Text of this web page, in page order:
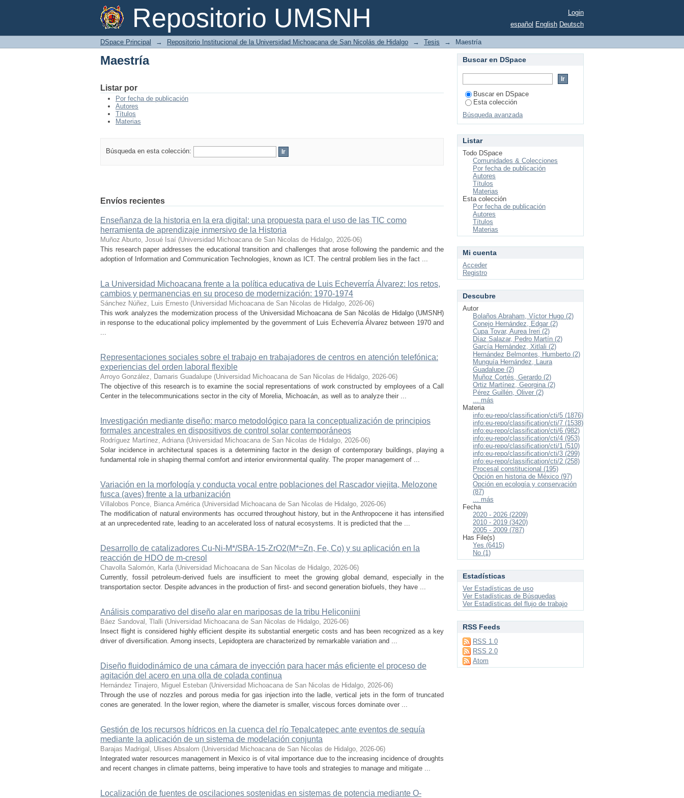
Repositorio UMSNH
Maestría
Login
español English Deutsch
DSpace Principal → Repositorio Institucional de la Universidad Michoacana de San Nicolás de Hidalgo → Tesis → Maestría
Maestría
Listar por
Por fecha de publicación
Autores
Títulos
Materias
Búsqueda en esta colección:
Envíos recientes
Enseñanza de la historia en la era digital: una propuesta para el uso de las TIC como
herramienta de aprendizaje inmersivo de la Historia
Muñoz Aburto, Josué Isaí (Universidad Michoacana de San Nicolas de Hidalgo, 2026-06)
This research paper addresses the educational transition and challenges that arose following the pandemic and the
adoption of Information and Communication Technologies, known as ICT. The central problem lies in the fact ...
La Universidad Michoacana frente a la política educativa de Luis Echeverría Álvarez: los retos,
cambios y permanencias en su proceso de modernización: 1970-1974
Sánchez Núñez, Luis Ernesto (Universidad Michoacana de San Nicolas de Hidalgo, 2026-06)
This work analyzes the modernization process of the Universidad Michoacana de San Nicolás de Hidalgo (UMSNH)
in response to the educational policy implemented by the government of Luis Echeverría Álvarez between 1970 and
...
Representaciones sociales sobre el trabajo en trabajadores de centros en atención telefónica:
experiencias del orden laboral flexible
Arroyo González, Damaris Guadalupe (Universidad Michoacana de San Nicolas de Hidalgo, 2026-06)
The objective of this research is to examine the social representations of work constructed by employees of a Call
Center in the telecommunications sector in the city of Morelia, Michoacán, as well as to analyze their ...
Investigación mediante diseño: marco metodológico para la conceptualización de principios
formales ancestrales en dispositivos de control solar contemporáneos
Rodríguez Martínez, Adriana (Universidad Michoacana de San Nicolas de Hidalgo, 2026-06)
Solar incidence in architectural spaces is a determining factor in the design of contemporary buildings, playing a
fundamental role in shaping thermal comfort and interior environmental quality. The proper management of ...
Variación en la morfología y conducta vocal entre poblaciones del Rascador viejita, Melozone
fusca (aves) frente a la urbanización
Villalobos Ponce, Bianca América (Universidad Michoacana de San Nicolas de Hidalgo, 2026-06)
The modification of natural environments has occurred throughout history, but in the Anthropocene it has intensified
at an unprecedented rate, leading to an accelerated loss of natural ecosystems. It is predicted that the ...
Desarrollo de catalizadores Cu-Ni-M*/SBA-15-ZrO2(M*=Zn, Fe, Co) y su aplicación en la
reacción de HDO de m-cresol
Chavolla Salomón, Karla (Universidad Michoacana de San Nicolas de Hidalgo, 2026-06)
Currently, fossil petroleum-derived fuels are insufficient to meet the growing global demand, especially in the
transportation sector. Despite advances in the production of first- and second generation biofuels, they have ...
Análisis comparativo del diseño alar en mariposas de la tribu Heliconiini
Báez Sandoval, Tlalli (Universidad Michoacana de San Nicolas de Hidalgo, 2026-06)
Insect flight is considered highly efficient despite its substantial energetic costs and has been recognized as a key
driver of diversification. Among insects, Lepidoptera are characterized by remarkable variation and ...
Diseño fluidodinámico de una cámara de inyección para hacer más eficiente el proceso de
agitación del acero en una olla de colada continua
Hernández Tinajero, Miguel Esteban (Universidad Michoacana de San Nicolas de Hidalgo, 2026-06)
Through the use of nozzles and porous media for gas injection into the ladle, vertical jets in the form of truncated
cones are generated. In the lower region, where the diameter is smaller, viscous forces dominate over ...
Gestión de los recursos hídricos en la cuenca del río Tepalcatepec ante eventos de sequía
mediante la aplicación de un sistema de modelación conjunta
Barajas Madrigal, Ulises Absalom (Universidad Michoacana de San Nicolas de Hidalgo, 2026-06)
Integrated water resources management in Mexico is of vital importance due to the increasing incidence of droughts
and recent changes in climate patterns, being imperative to have tools and strategies to manage and mitigate ...
Localización de fuentes de oscilaciones sostenidas en sistemas de potencia mediante O-
Buscar en DSpace
Buscar en DSpace
Esta colección
Búsqueda avanzada
Listar
Todo DSpace
Comunidades & Colecciones
Por fecha de publicación
Autores
Títulos
Materias
Esta colección
Por fecha de publicación
Autores
Títulos
Materias
Mi cuenta
Acceder
Registro
Descubre
Autor
Bolaños Abraham, Víctor Hugo (2)
Conejo Hernández, Edgar (2)
Cupa Tovar, Aurea Ireri (2)
Díaz Salazar, Pedro Martín (2)
García Hernández, Xitlali (2)
Hernández Belmontes, Humberto (2)
Munguía Hernández, Laura
Guadalupe (2)
Muñoz Cortés, Gerardo (2)
Ortiz Martínez, Georgina (2)
Pérez Guillén, Oliver (2)
... más
Materia
info:eu-repo/classification/cti/5 (1876)
info:eu-repo/classification/cti/7 (1538)
info:eu-repo/classification/cti/6 (982)
info:eu-repo/classification/cti/4 (953)
info:eu-repo/classification/cti/1 (510)
info:eu-repo/classification/cti/3 (299)
info:eu-repo/classification/cti/2 (258)
Procesal constitucional (195)
Opción en historia de México (97)
Opción en ecología y conservación
(87)
... más
Fecha
2020 - 2026 (2209)
2010 - 2019 (3420)
2005 - 2009 (787)
Has File(s)
Yes (6415)
No (1)
Estadísticas
Ver Estadísticas de uso
Ver Estadísticas de Búsquedas
Ver Estadísticas del flujo de trabajo
RSS Feeds
RSS 1.0
RSS 2.0
Atom